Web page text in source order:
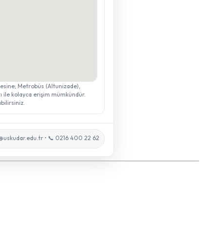
Metrobüs (Altunizade),
ile kolayca erişim mümkündür.
• 📞 0216 400 22 62